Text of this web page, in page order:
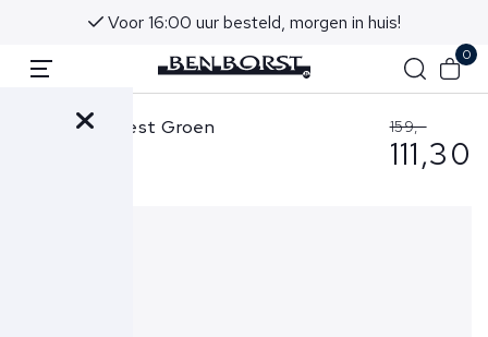
Voor 16:00 uur besteld, morgen in huis!
0
Hugo Boss Vest Groen 159,-
111,30